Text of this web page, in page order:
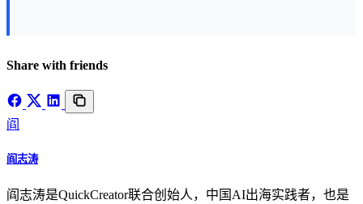
Share with friends
阎
阎志涛
阎志涛是QuickCreator联合创始人，中国AI出海实践者，也是